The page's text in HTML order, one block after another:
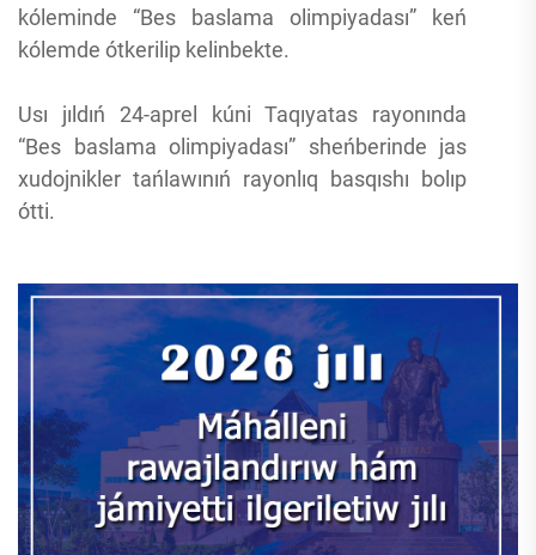
kóleminde “Bes baslama olimpiyadası” keń
kólemde ótkerilip kelinbekte.
Usı jıldıń 24-aprel kúni Taqıyatas rayonında
“Bes baslama olimpiyadası” sheńberinde jas
xudojnikler tańlawınıń rayonlıq basqıshı bolıp
ótti.